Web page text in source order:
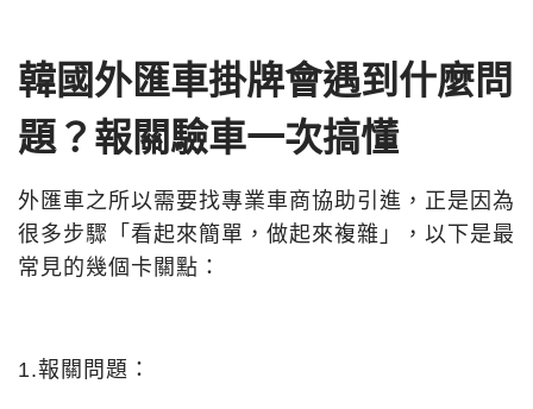
韓國外匯車掛牌會遇到什麼問
題？報關驗車一次搞懂
外匯車之所以需要找專業車商協助引進，正是因為
很多步驟「看起來簡單，做起來複雜」，以下是最
常見的幾個卡關點：
1.報關問題：